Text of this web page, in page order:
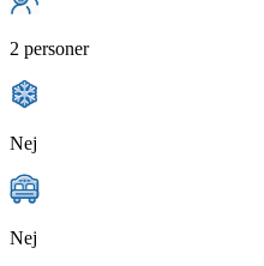
2 personer
Nej
Nej